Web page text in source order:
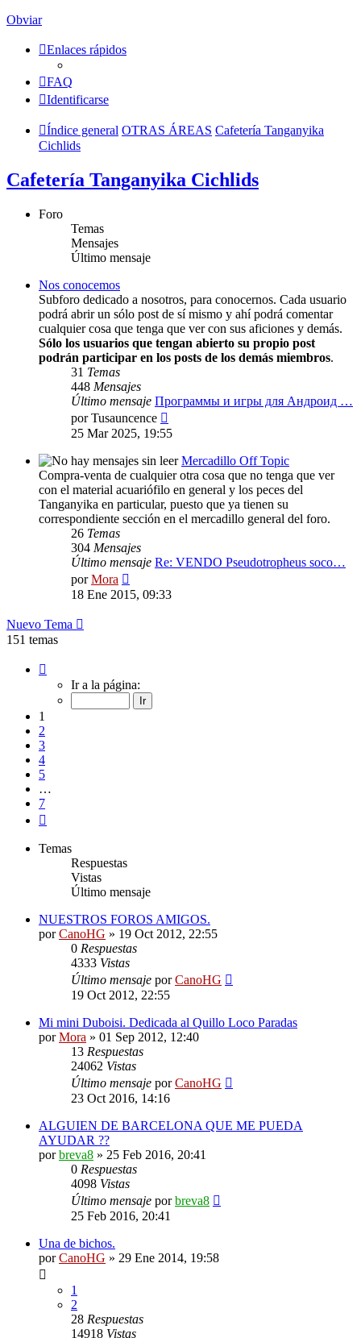
Obviar
Enlaces rápidos
FAQ
Identificarse
Índice general OTRAS ÁREAS Cafetería Tanganyika
Cichlids
Cafetería Tanganyika Cichlids
Foro
Temas
Mensajes
Último mensaje
Nos conocemos
Subforo dedicado a nosotros, para conocernos. Cada usuario
podrá abrir un sólo post de sí mismo y ahí podrá comentar
cualquier cosa que tenga que ver con sus aficiones y demás.
Sólo los usuarios que tengan abierto su propio post
podrán participar en los posts de los demás miembros.
31 Temas
448 Mensajes
Último mensaje Программы и игры для Андроид …
porTusauncence
último
25 Mar 2025, 19:55
Mercadillo Off Topic
Compra-venta de cualquier otra cosa que no tenga que ver
con el material acuariófilo en general y los peces del
Tanganyika en particular, puesto que ya tienen su
correspondiente sección en el mercadillo general del foro.
26 Temas
304 Mensajes
Último mensaje Re: VENDO Pseudotropheus soco…
porMora
último
mensaje
18 Ene 2015, 09:33
Nuevo Tema
151 temas
Ir a la página:
1
2
3
4
5
…
7
Temas
Respuestas
Vistas
Último mensaje
NUESTROS FOROS AMIGOS.
porCanoHG » 19 Oct 2012, 22:55
0 Respuestas
4333 Vistas
Último mensaje porCanoHG
19 Oct 2012, 22:55
Mi mini Duboisi. Dedicada al Quillo Loco Paradas
porMora » 01 Sep 2012, 12:40
13 Respuestas
24062 Vistas
Último mensaje porCanoHG
23 Oct 2016, 14:16
ALGUIEN DE BARCELONA QUE ME PUEDA
AYUDAR ??
porbreva8 » 25 Feb 2016, 20:41
0 Respuestas
4098 Vistas
Último mensaje porbreva8
25 Feb 2016, 20:41
Una de bichos.
porCanoHG » 29 Ene 2014, 19:58
1
2
28 Respuestas
14918 Vistas